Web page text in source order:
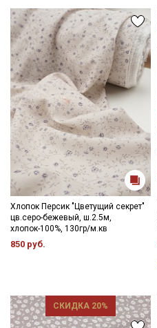
Хлопок Персик "Цветущий секрет"
цв.серо-бежевый, ш.2.5м,
хлопок-100%, 130гр/м.кв
850 руб.
СКИДКА 20%